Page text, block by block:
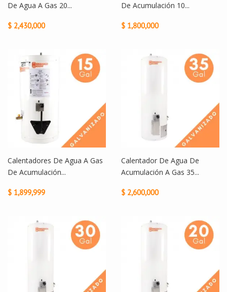
De Agua A Gas 20...
$ 2,430,000
De Acumulación 10...
$ 1,800,000
Calentadores De Agua A Gas
De Acumulación...
$ 1,899,999
Calentador De Agua De
Acumulación A Gas 35...
$ 2,600,000